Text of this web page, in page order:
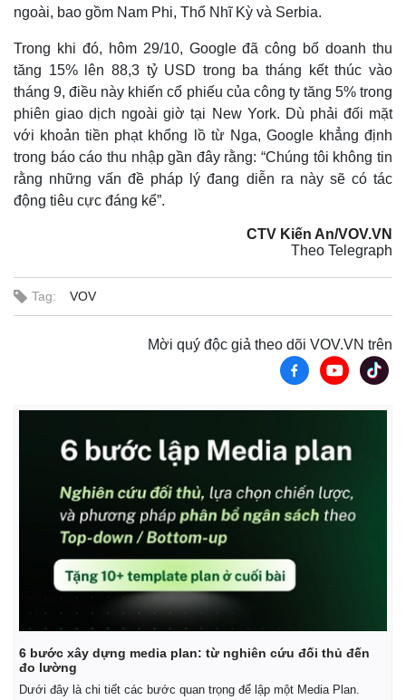
Thế giới
Quan sát
Multimedia
E-Magazine
ngoài, bao gồm Nam Phi, Thổ Nhĩ Kỳ và Serbia.
Trong khi đó, hôm 29/10, Google đã công bố doanh thu
tăng 15% lên 88,3 tỷ USD trong ba tháng kết thúc vào
tháng 9, điều này khiến cổ phiếu của công ty tăng 5% trong
phiên giao dịch ngoài giờ tại New York. Dù phải đối mặt
với khoản tiền phạt khổng lồ từ Nga, Google khẳng định
trong báo cáo thu nhập gần đây rằng: “Chúng tôi không tin
rằng những vấn đề pháp lý đang diễn ra này sẽ có tác
động tiêu cực đáng kể”.
CTV Kiến An/VOV.VN
Theo Telegraph
Tag: VOV
Mời quý độc giả theo dõi VOV.VN trên
6 bước xây dựng media plan: từ nghiên cứu đối thủ đến
đo lường
Dưới đây là chi tiết các bước quan trọng để lập một Media Plan.